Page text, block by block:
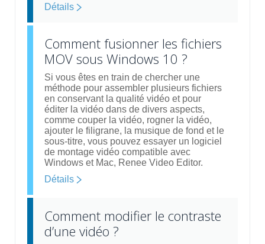
Détails
Comment fusionner les fichiers
MOV sous Windows 10 ?
Si vous êtes en train de chercher une
méthode pour assembler plusieurs fichiers
en conservant la qualité vidéo et pour
éditer la vidéo dans de divers aspects,
comme couper la vidéo, rogner la vidéo,
ajouter le filigrane, la musique de fond et le
sous-titre, vous pouvez essayer un logiciel
de montage vidéo compatible avec
Windows et Mac, Renee Video Editor.
Détails
Comment modifier le contraste
d’une vidéo ?